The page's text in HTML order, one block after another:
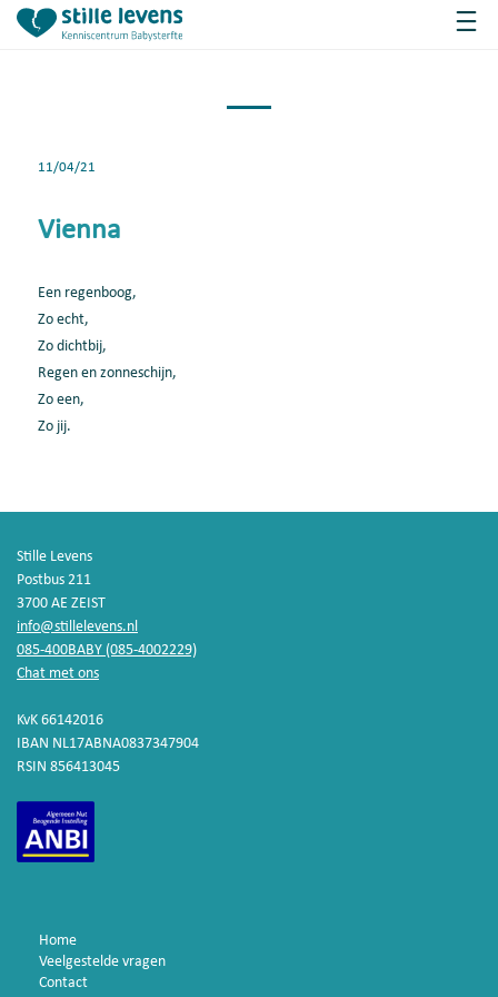
11/04/21
Vienna
Een regenboog,
Zo echt,
Zo dichtbij,
Regen en zonneschijn,
Zo een,
Zo jij.
Stille Levens
Postbus 211
3700 AE ZEIST
info@stillelevens.nl
085-400BABY (085-4002229)
Chat met ons
KvK 66142016
IBAN NL17ABNA0837347904
RSIN 856413045
Home
Veelgestelde vragen
Contact